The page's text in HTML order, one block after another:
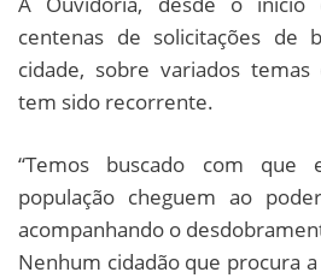
centenas de solicitações de
cidade, sobre variados
tem sido recorrente.
“Temos buscado com que
população cheguem ao
acompanhando o
Nenhum cidadão que procura